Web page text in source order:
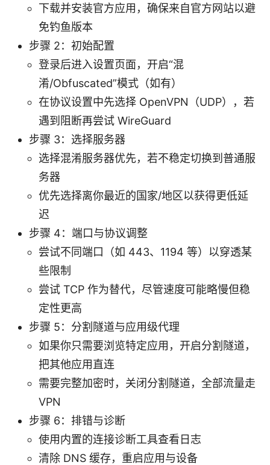
下载并安装官方应用，确保来自官方网站以避
免钓鱼版本
步骤 2：初始配置
登录后进入设置页面，开启“混
淆/Obfuscated”模式（如有）
在协议设置中先选择 OpenVPN（UDP），若
遇到阻断再尝试 WireGuard
步骤 3：选择服务器
选择混淆服务器优先，若不稳定切换到普通服
务器
优先选择离你最近的国家/地区以获得更低延
迟
步骤 4：端口与协议调整
尝试不同端口（如 443、1194 等）以穿透某
些限制
尝试 TCP 作为替代，尽管速度可能略慢但稳
定性更高
步骤 5：分割隧道与应用级代理
如果你只需要浏览特定应用，开启分割隧道，
把其他应用直连
需要完整加密时，关闭分割隧道，全部流量走
VPN
步骤 6：排错与诊断
使用内置的连接诊断工具查看日志
清除 DNS 缓存，重启应用与设备